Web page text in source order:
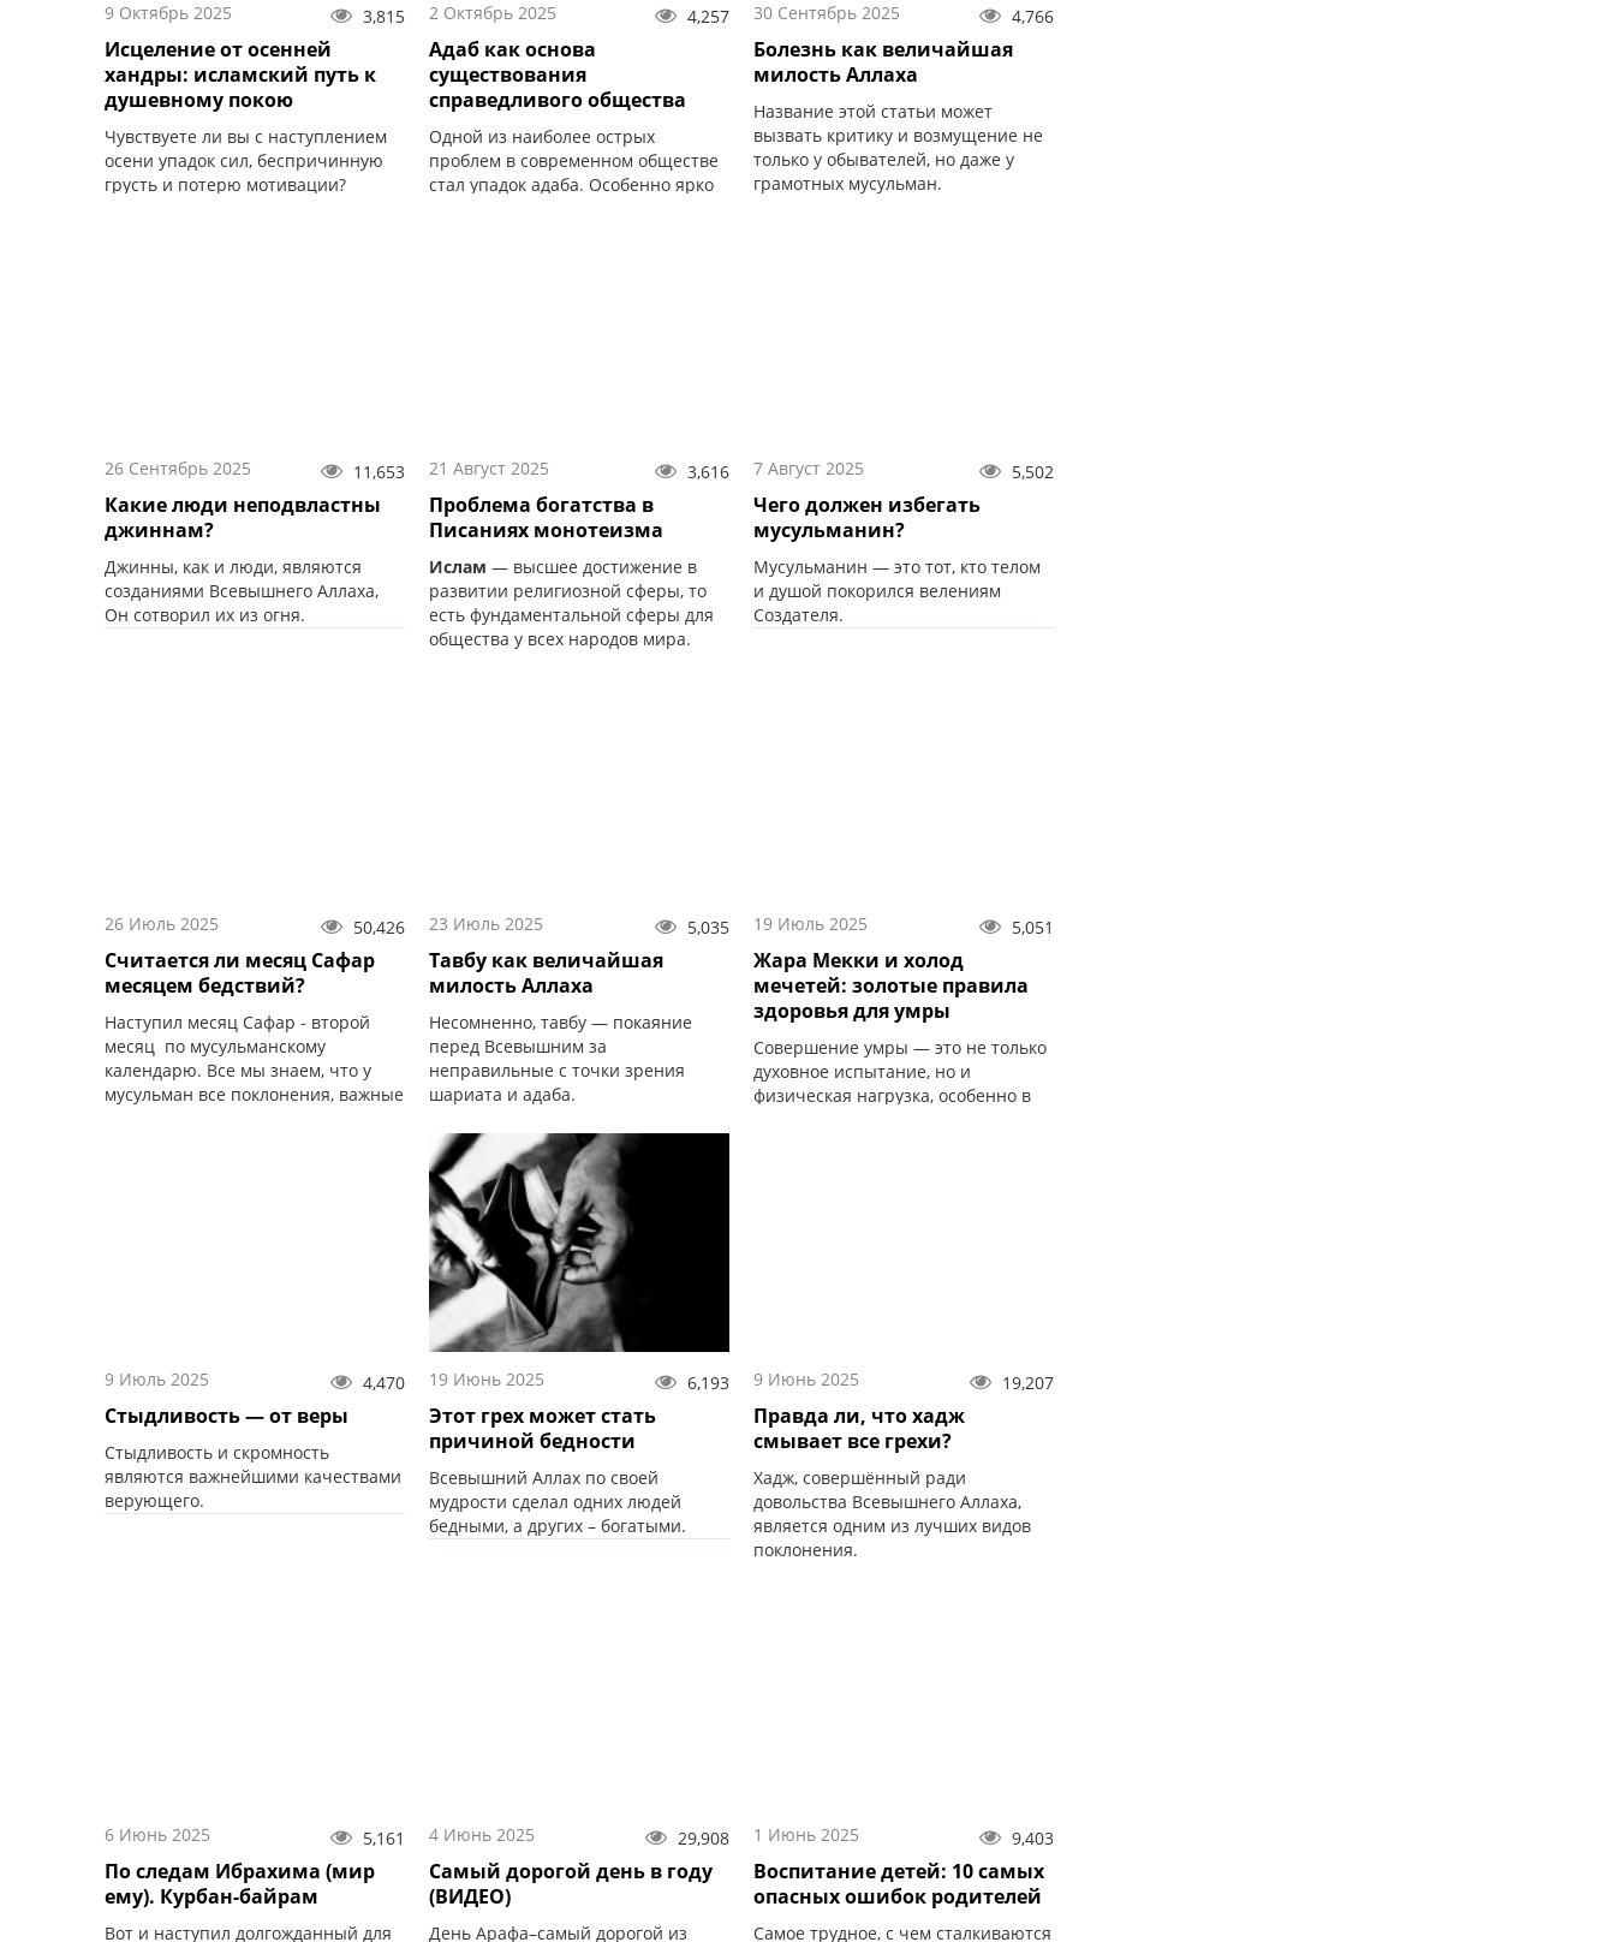
9 Октябрь 2025 3,815
Исцеление от осенней
хандры: исламский путь к
душевному покою
Чувствуете ли вы с наступлением
осени упадок сил, беспричинную
грусть и потерю мотивации?
2 Октябрь 2025 4,257
Адаб как основа
существования
справедливого общества
Одной из наиболее острых
проблем в современном обществе
стал упадок адаба. Особенно ярко
30 Сентябрь 2025 4,766
Болезнь как величайшая
милость Аллаха
Название этой статьи может
вызвать критику и возмущение не
только у обывателей, но даже у
грамотных мусульман.
26 Сентябрь 2025 11,653
Какие люди неподвластны
джиннам?
Джинны, как и люди, являются
созданиями Всевышнего Аллаха,
Он сотворил их из огня.
21 Август 2025 3,616
Проблема богатства в
Писаниях монотеизма
Ислам — высшее достижение в
развитии религиозной сферы, то
есть фундаментальной сферы для
общества у всех народов мира.
7 Август 2025 5,502
Чего должен избегать
мусульманин?
Мусульманин — это тот, кто телом
и душой покорился велениям
Создателя.
26 Июль 2025 50,426
Считается ли месяц Сафар
месяцем бедствий?
Наступил месяц Сафар - второй
месяц по мусульманскому
календарю. Все мы знаем, что у
мусульман все поклонения, важные
23 Июль 2025 5,035
Тавбу как величайшая
милость Аллаха
Несомненно, тавбу — покаяние
перед Всевышним за
неправильные с точки зрения
шариата и адаба.
19 Июль 2025 5,051
Жара Мекки и холод
мечетей: золотые правила
здоровья для умры
Совершение умры — это не только
духовное испытание, но и
физическая нагрузка, особенно в
9 Июль 2025 4,470
Стыдливость — от веры
Стыдливость и скромность
являются важнейшими качествами
верующего.
19 Июнь 2025 6,193
Этот грех может стать
причиной бедности
Всевышний Аллах по своей
мудрости сделал одних людей
бедными, а других – богатыми.
9 Июнь 2025 19,207
Правда ли, что хадж
смывает все грехи?
Хадж, совершённый ради
довольства Всевышнего Аллаха,
является одним из лучших видов
поклонения.
6 Июнь 2025 5,161
По следам Ибрахима (мир
ему). Курбан-байрам
Вот и наступил долгожданный для
4 Июнь 2025 29,908
Cамый дорогой день в году
(ВИДЕО)
День Арафа–самый дорогой из
1 Июнь 2025 9,403
Воспитание детей: 10 самых
опасных ошибок родителей
Самое трудное, с чем сталкиваются